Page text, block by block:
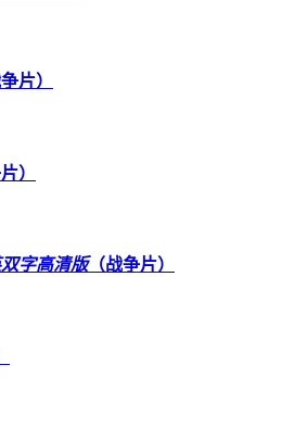
片）
）
字高清版（战争片）